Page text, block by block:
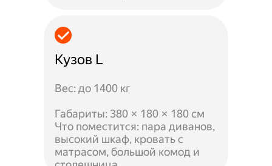
Кузов L
Вес: до 1400 кг
Габариты: 380 × 180 × 180 см
Что поместится: пара диванов,
высокий шкаф, кровать с
матрасом, большой комод и